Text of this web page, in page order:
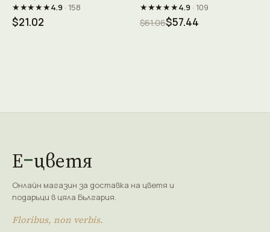
★★★★★4.9· 158
$21.02
★★★★★4.9· 109
$61.06$57.44
Е цветя
Онлайн магазин за доставка на цветя и
подаръци в цяла България.
Floribus, non verbis.